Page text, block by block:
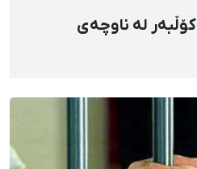
دەستبەسەر کرانی ١٠ کۆڵبەر لە ناوچەی